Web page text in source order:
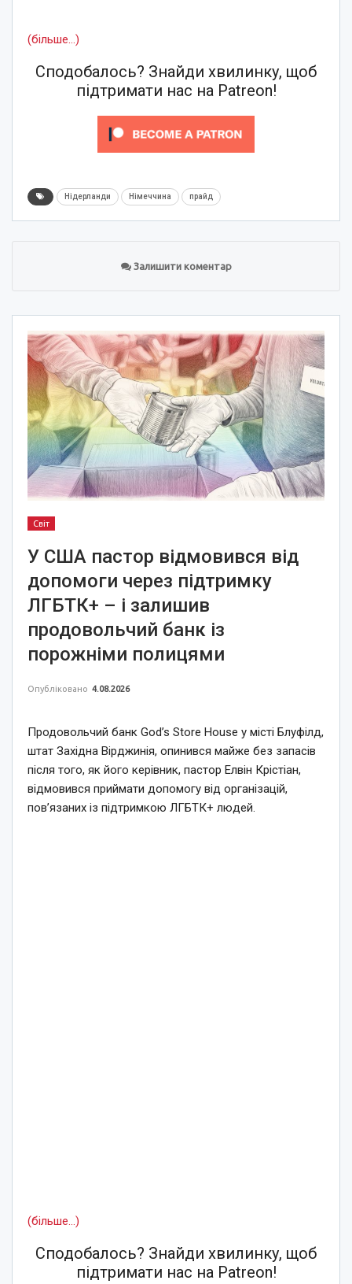
(більше…)
Сподобалось? Знайди хвилинку, щоб
підтримати нас на Patreon!
Нідерланди Німеччина прайд
Залишити коментар
Світ
У США пастор відмовився від
допомоги через підтримку
ЛГБТК+ – і залишив
продовольчий банк із
порожніми полицями
Опубліковано 4.08.2026
Продовольчий банк God’s Store House у місті Блуфілд,
штат Західна Вірджинія, опинився майже без запасів
після того, як його керівник, пастор Елвін Крістіан,
відмовився приймати допомогу від організацій,
пов’язаних із підтримкою ЛГБТК+ людей.
(більше…)
Сподобалось? Знайди хвилинку, щоб
підтримати нас на Patreon!